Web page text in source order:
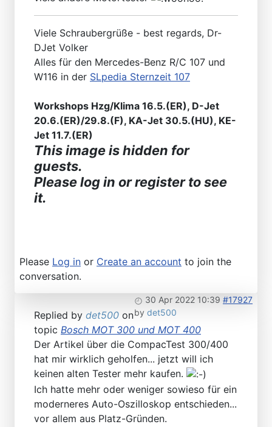
Viele Schraubergrüße - best regards, Dr-
DJet Volker
Alles für den Mercedes-Benz R/C 107 und
W116 in der SLpedia Sternzeit 107
Workshops Hzg/Klima 16.5.(ER), D-Jet
20.6.(ER)/29.8.(F), KA-Jet 30.5.(HU), KE-
Jet 11.7.(ER)
This image is hidden for
guests.
Please log in or register to see
it.
Please Log in or Create an account to join the
conversation.
30 Apr 2022 10:39 #17927
by det500
Replied by det500 on
topic Bosch MOT 300 und MOT 400
Der Artikel über die CompacTest 300/400
hat mir wirklich geholfen... jetzt will ich
keinen alten Tester mehr kaufen.
Ich hatte mehr oder weniger sowieso für ein
moderneres Auto-Oszilloskop entschieden...
vor allem aus Platz-Gründen.